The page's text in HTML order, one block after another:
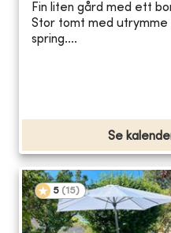
Fin liten gård med ett
Stor tomt med utrymme
spring....
Se
5 (15)